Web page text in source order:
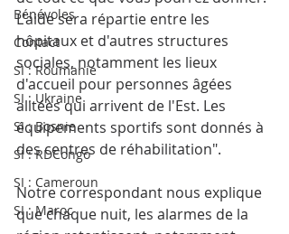
Bénévoles
Contact
SI : Roumanie
SI : Ukraine
SI : Bosnie
SI : RDCongo
SI : Cameroun
SI : Maroc
L'aide sera répartie entre les
hôpitaux et d'autres structures
sociales, notamment les lieux
d'accueil pour personnes âgées
alitées qui arrivent de l'Est. Les
équipements sportifs sont donnés à
des centres de réhabilitation".
Notre correspondant nous explique
que chaque nuit, les alarmes de la